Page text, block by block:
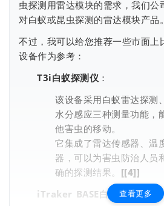
虫探测用雷达模块的需求，我们公
对白蚁或昆虫探测的雷达模块产品。
不过，我可以给您推荐一些市面上
设备作为参考：
T3i白蚁探测仪 ：
该设备采用白蚁雷达探测
水分感应三种测量功能，
他害虫的移动。
它集成了雷达传感器、温
器，可以为害虫防治人员
确的探测结果。[[4]]
iTraker BASE白蚁探测仪：
查看更多